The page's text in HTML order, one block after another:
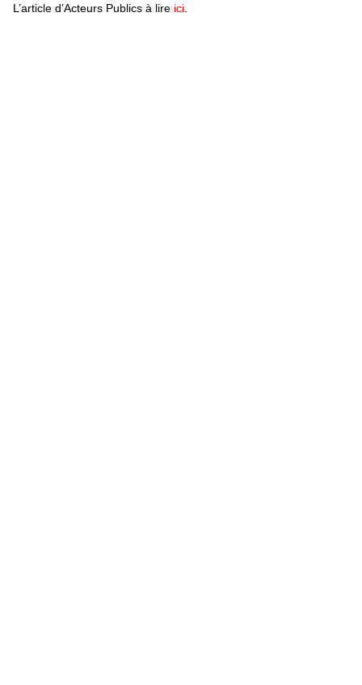
L’article d’Acteurs Publics à lire ici